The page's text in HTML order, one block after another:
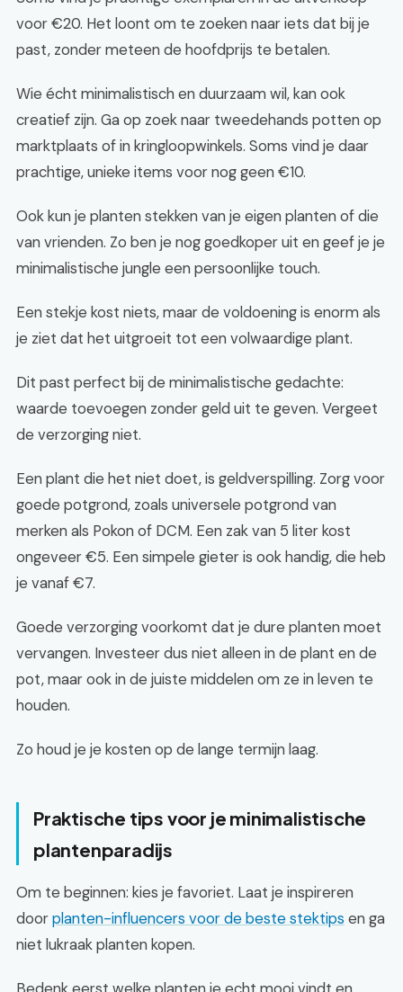
voor €20. Het loont om te zoeken naar iets dat bij je
past, zonder meteen de hoofdprijs te betalen.
Wie écht minimalistisch en duurzaam wil, kan ook
creatief zijn. Ga op zoek naar tweedehands potten op
marktplaats of in kringloopwinkels. Soms vind je daar
prachtige, unieke items voor nog geen €10.
Ook kun je planten stekken van je eigen planten of die
van vrienden. Zo ben je nog goedkoper uit en geef je je
minimalistische jungle een persoonlijke touch.
Een stekje kost niets, maar de voldoening is enorm als
je ziet dat het uitgroeit tot een volwaardige plant.
Dit past perfect bij de minimalistische gedachte:
waarde toevoegen zonder geld uit te geven. Vergeet
de verzorging niet.
Een plant die het niet doet, is geldverspilling. Zorg voor
goede potgrond, zoals universele potgrond van
merken als Pokon of DCM. Een zak van 5 liter kost
ongeveer €5. Een simpele gieter is ook handig, die heb
je vanaf €7.
Goede verzorging voorkomt dat je dure planten moet
vervangen. Investeer dus niet alleen in de plant en de
pot, maar ook in de juiste middelen om ze in leven te
houden.
Zo houd je je kosten op de lange termijn laag.
Praktische tips voor je minimalistische
plantenparadijs
Om te beginnen: kies je favoriet. Laat je inspireren
doorplanten-influencers voor de beste stektips en ga
niet lukraak planten kopen.